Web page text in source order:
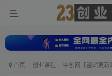
首页 创业课程 中创网【整站更新】